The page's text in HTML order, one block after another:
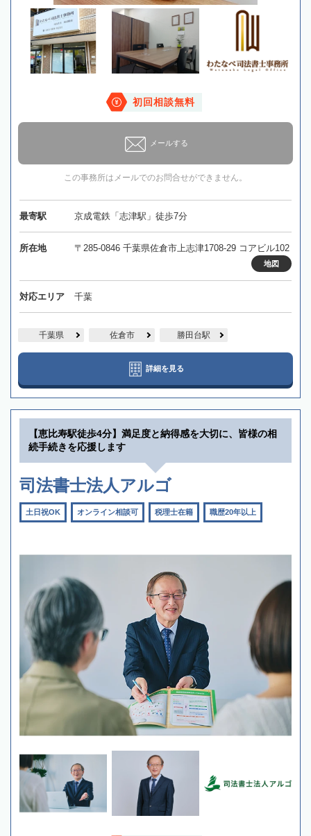
初回相談無料
メールする
この事務所はメールでのお問合せができません。
最寄駅 京成電鉄「志津駅」徒歩7分
所在地 〒285-0846 千葉県佐倉市上志津1708-29 コアビル102
地図
対応エリア 千葉
千葉県 佐倉市 勝田台駅
詳細を見る
【恵比寿駅徒歩4分】満足度と納得感を大切に、皆様の相
続手続きを応援します
司法書士法人アルゴ
土日祝OK オンライン相談可 税理士在籍 職歴20年以上